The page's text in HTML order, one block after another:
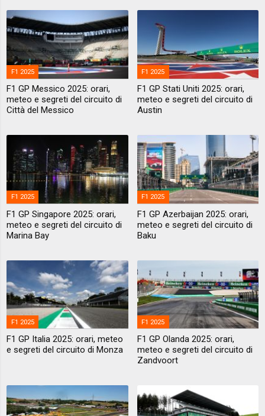
F1 2025
F1 GP Messico 2025: orari,
meteo e segreti del circuito di
Città del Messico
F1 2025
F1 GP Stati Uniti 2025: orari,
meteo e segreti del circuito di
Austin
F1 2025
F1 GP Singapore 2025: orari,
meteo e segreti del circuito di
Marina Bay
F1 2025
F1 GP Azerbaijan 2025: orari,
meteo e segreti del circuito di
Baku
F1 2025
F1 GP Italia 2025: orari, meteo
e segreti del circuito di Monza
F1 2025
F1 GP Olanda 2025: orari,
meteo e segreti del circuito di
Zandvoort